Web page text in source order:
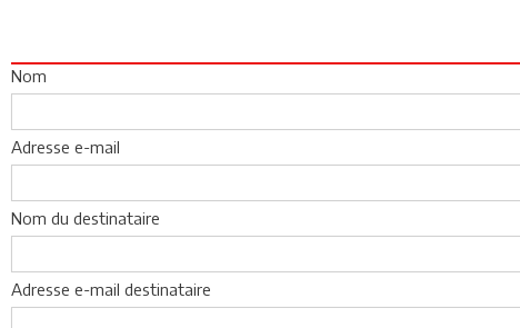
Nom
Adresse e-mail
Nom du destinataire
Adresse e-mail destinataire